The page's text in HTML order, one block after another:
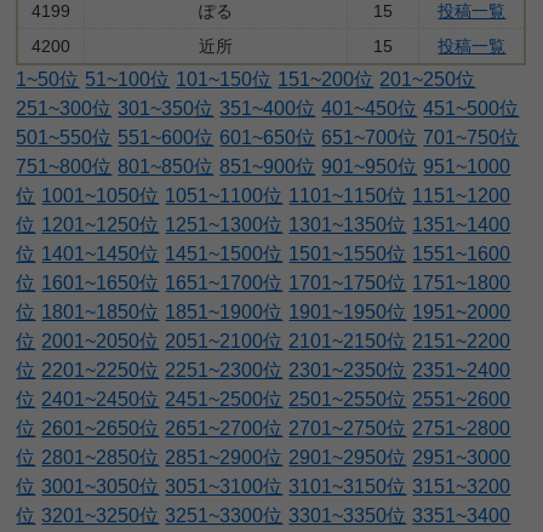
4199
ぽる 15
投稿一覧
4200
近所 15 投稿一覧
1~50位 51~100位 101~150位 151~200位 201~250位
251~300位 301~350位 351~400位 401~450位 451~500位
501~550位 551~600位 601~650位 651~700位 701~750位
751~800位 801~850位 851~900位 901~950位 951~1000
位 1001~1050位 1051~1100位 1101~1150位 1151~1200
位 1201~1250位 1251~1300位 1301~1350位 1351~1400
位 1401~1450位 1451~1500位 1501~1550位 1551~1600
位 1601~1650位 1651~1700位 1701~1750位 1751~1800
位 1801~1850位 1851~1900位 1901~1950位 1951~2000
位 2001~2050位 2051~2100位 2101~2150位 2151~2200
位 2201~2250位 2251~2300位 2301~2350位 2351~2400
位 2401~2450位 2451~2500位 2501~2550位 2551~2600
位 2601~2650位 2651~2700位 2701~2750位 2751~2800
位 2801~2850位 2851~2900位 2901~2950位 2951~3000
位 3001~3050位 3051~3100位 3101~3150位 3151~3200
位 3201~3250位 3251~3300位 3301~3350位 3351~3400